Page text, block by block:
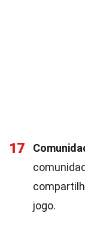
17
jogo.